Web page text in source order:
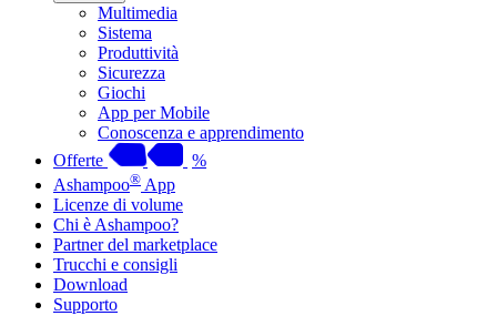
Multimedia
Sistema
Produttività
Sicurezza
Giochi
App per Mobile
Conoscenza e apprendimento
Offerte
%
Ashampoo® App
Licenze di volume
Chi è Ashampoo?
Partner del marketplace
Trucchi e consigli
Download
Supporto